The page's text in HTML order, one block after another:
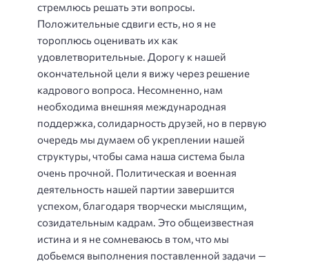
стремлюсь решать эти вопросы.
Положительные сдвиги есть, но я не
тороплюсь оценивать их как
удовлетворительные. Дорогу к нашей
окончательной цели я вижу через решение
кадрового вопроса. Несомненно, нам
необходима внешняя международная
поддержка, солидарность друзей, но в первую
очередь мы думаем об укреплении нашей
структуры, чтобы сама наша система была
очень прочной. Политическая и военная
деятельность нашей партии завершится
успехом, благодаря творчески мыслящим,
созидательным кадрам. Это общеизвестная
истина и я не сомневаюсь в том, что мы
добьемся выполнения поставленной задачи —